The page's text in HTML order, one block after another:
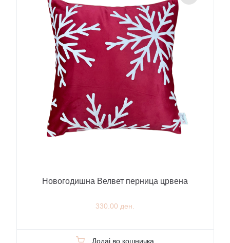
Новогодишна Велвет перница црвена
330.00 ден.
Додај во кошничка